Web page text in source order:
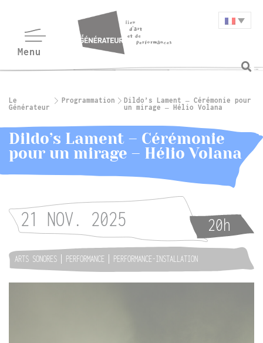
Le
Générateur
Programmation
Dildo’s Lament – Cérémonie pour
un mirage – Hélio Volana
Dildo’s Lament – Cérémonie
pour un mirage – Hélio Volana
21 NOV. 2025 20h
ARTS SONORES PERFORMANCE PERFORMANCE-INSTALLATION